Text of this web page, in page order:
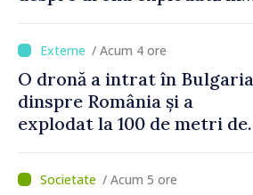
nu au detectat niciun
vehicul aerian”
/ Acum 4 ore
O dronă a intrat în Bulgaria
dinspre România și a
explodat la 100 de metri de
/ Acum 5 ore